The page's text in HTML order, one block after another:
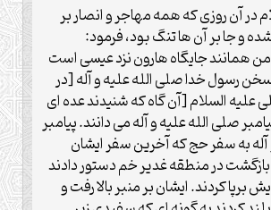
در آن روزی که همه مهاجر و انصار بر
و جا بر آن ها تنگ بود، فرمود:
همانند جایگاه هارون نزد عیسی است
رسول خدا صلی الله علیه و آله [در
علیه السلام [آن گاه که شنیدند عده ای
صلی الله علیه و آله می دانند. پیامبر
به سفر حج که آخرین سفر ایشان
در منطقه غدیر خم دستور دادند
برپا کردند. ایشان بر منبر بالا رفت و